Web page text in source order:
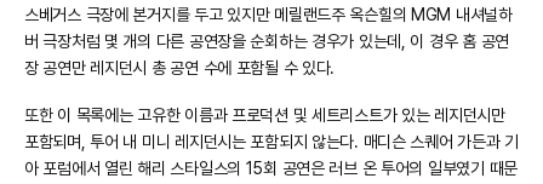
스베거스 극장에 본거지를 두고 있지만 메릴랜드주 옥슨힐의 MGM 내셔널하
버 극장처럼 몇 개의 다른 공연장을 순회하는 경우가 있는데, 이 경우 홈 공연
장 공연만 레지던시 총 공연 수에 포함될 수 있다.
또한 이 목록에는 고유한 이름과 프로덕션 및 세트리스트가 있는 레지던시만
포함되며, 투어 내 미니 레지던시는 포함되지 않는다. 매디슨 스퀘어 가든과 기
아 포럼에서 열린 해리 스타일스의 15회 공연은 러브 온 투어의 일부였기 때문